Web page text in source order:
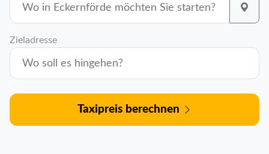
Zieladresse
Taxipreis berechnen